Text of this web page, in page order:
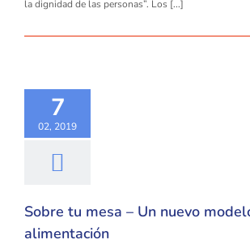
la dignidad de las personas”. Los [...]
7
02, 2019
Sobre tu mesa – Un nuevo
alimentación